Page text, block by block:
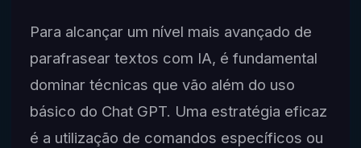
Para alcançar um nível mais avançado de
parafrasear textos com IA, é fundamental
dominar técnicas que vão além do uso
básico do Chat GPT. Uma estratégia eficaz
é a utilização de comandos específicos ou